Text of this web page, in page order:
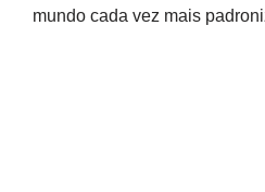
mundo cada vez mais